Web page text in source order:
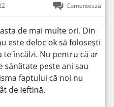
Comentează
de mai multe ori. Din
este deloc ok să folosești
încălzi. Nu pentru că ar
sănătate peste ani sau
faptului că noi nu
de ieftină.